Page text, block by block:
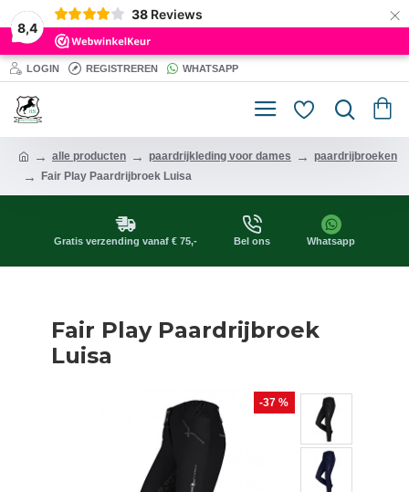
8,4
38 Reviews ×
LOGIN REGISTREREN WHATSAPP
alle producten paardrijkleding voor dames
paardrijbroeken
Fair Play Paardrijbroek Luisa
Gratis verzending vanaf € 75,- Bel ons Whatsapp
Fair Play Paardrijbroek
Luisa
-37 %